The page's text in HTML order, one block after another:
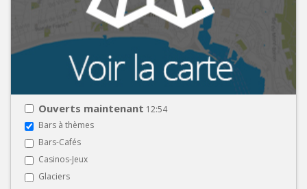
Ouverts maintenant 12:54
Bars à thèmes
Bars-Cafés
Casinos-Jeux
Glaciers